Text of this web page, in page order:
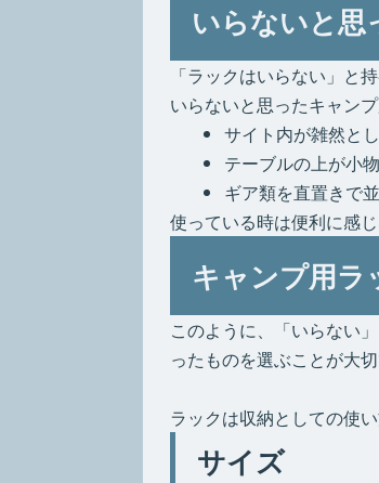
いらないと思
「ラックはいらない」と
いらないと思ったキャン
サイト内が雑然と
テーブルの上が小
ギア類を直置きで
使っている時は便利に感
キャンプ用ラ
このように、「いらない
ったものを選ぶことが大切
ラックは収納としての使
サイズ